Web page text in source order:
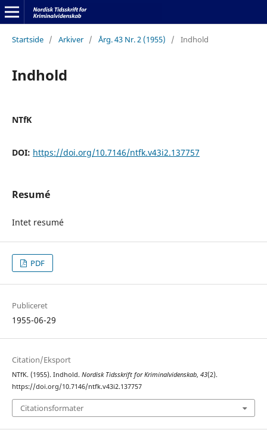
Startside / Arkiver / Årg. 43 Nr. 2 (1955) / Indhold
Indhold
NTfK
DOI: https://doi.org/10.7146/ntfk.v43i2.137757
Resumé
Intet resumé
PDF
Publiceret
1955-06-29
Citation/Eksport
NTfK. (1955). Indhold. Nordisk Tidsskrift for Kriminalvidenskab, 43(2).
https://doi.org/10.7146/ntfk.v43i2.137757
Citationsformater